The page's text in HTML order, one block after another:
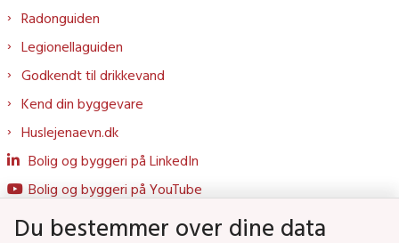
Radonguiden
Legionellaguiden
Godkendt til drikkevand
Kend din byggevare
Huslejenaevn.dk
Bolig og byggeri på LinkedIn
Bolig og byggeri på YouTube
Du bestemmer over dine data